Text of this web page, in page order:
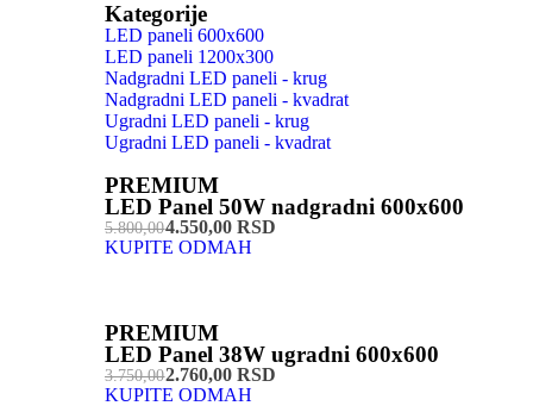
Kategorije
LED paneli 600x600
LED paneli 1200x300
Nadgradni LED paneli - krug
Nadgradni LED paneli - kvadrat
Ugradni LED paneli - krug
Ugradni LED paneli - kvadrat
PREMIUM
LED Panel 50W nadgradni 600x600
5.800,004.550,00 RSD
KUPITE ODMAH
PREMIUM
LED Panel 38W ugradni 600x600
3.750,002.760,00 RSD
KUPITE ODMAH